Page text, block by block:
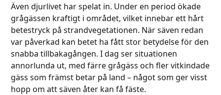
Även djurlivet har spelat in. Under en period ökade
grågässen kraftigt i området, vilket innebar ett hårt
betestryck på strandvegetationen. När säven redan
var påverkad kan betet ha fått stor betydelse för den
snabba tillbakagången. I dag ser situationen
annorlunda ut, med färre grågäss och fler vitkindade
gäss som främst betar på land – något som ger visst
hopp om att säven åter kan få fäste.